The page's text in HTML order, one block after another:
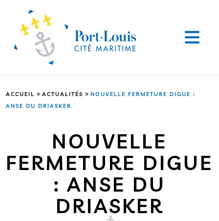
ACCUEIL » ACTUALITÉS » NOUVELLE FERMETURE DIGUE :
ANSE DU DRIASKER
NOUVELLE
FERMETURE DIGUE
: ANSE DU
DRIASKER